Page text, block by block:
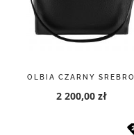
OLBIA CZARNY SREBRO
2 200,00 zł